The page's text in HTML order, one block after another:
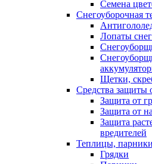
Семена
Снегоуборочная
Лопаты
Щетки,
Средства защиты
Защита от
Защита от
Защита
вредителей
Теплицы, парники
Грядки